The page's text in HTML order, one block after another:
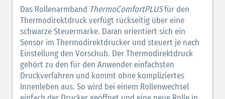
Das Rollenarmband ThermoComfortPLUSfür den
Thermodirektdruck verfügt rückseitig über eine
schwarze Steuermarke. Daran orientiert sich ein
Sensor im Thermodirektdrucker und steuert je nach
Einstellung den Vorschub. Der Thermodirektdruck
gehört zu den für den Anwender einfachsten
Druckverfahren und kommt ohne kompliziertes
Innenleben aus. So wird bei einem Rollenwechsel